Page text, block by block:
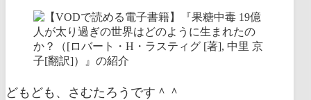
どもども、さむたろうです＾＾